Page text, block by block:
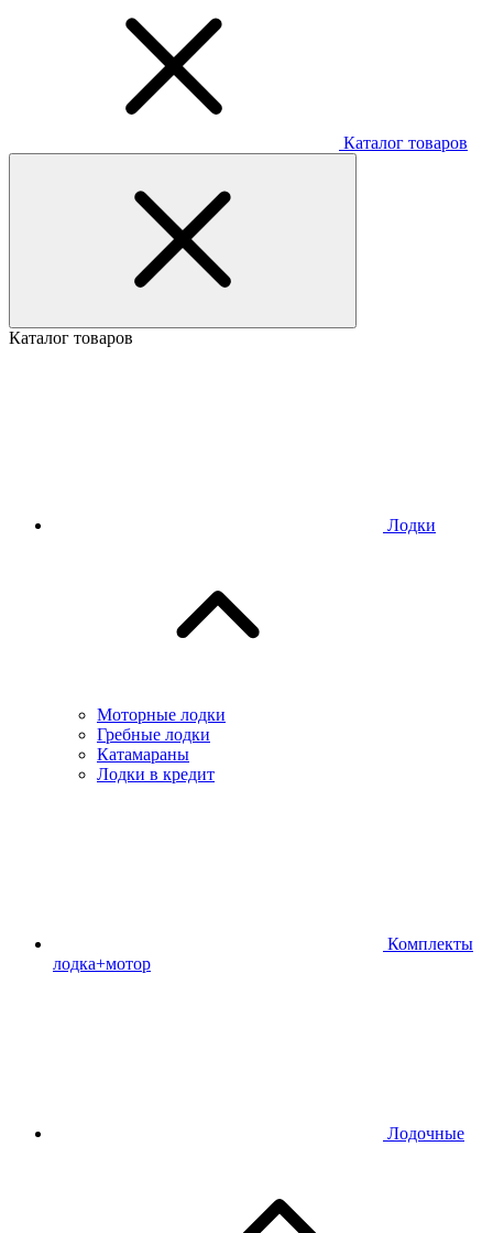
Каталог товаров
Каталог товаров
Лодки
Моторные лодки
Гребные лодки
Катамараны
Лодки в кредит
Комплекты
лодка+мотор
Лодочные